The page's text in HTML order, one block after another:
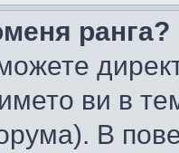
ранга?
ви в
В